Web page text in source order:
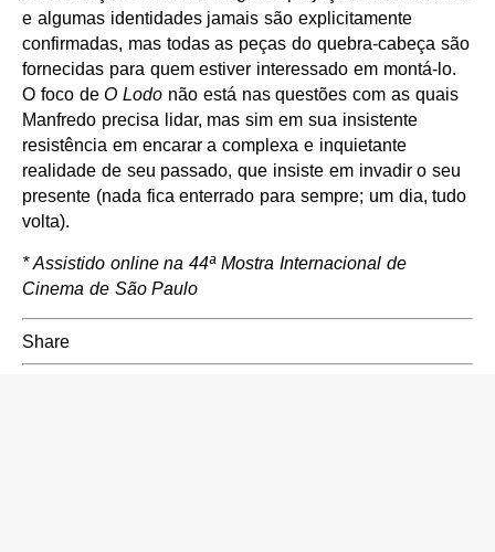
e algumas identidades jamais são explicitamente
confirmadas, mas todas as peças do quebra-cabeça são
fornecidas para quem estiver interessado em montá-lo.
O foco deO Lodo não está nas questões com as quais
Manfredo precisa lidar, mas sim em sua insistente
resistência em encarar a complexa e inquietante
realidade de seu passado, que insiste em invadir o seu
presente (nada fica enterrado para sempre; um dia, tudo
volta).
* Assistido online na 44ª Mostra Internacional de
Cinema de São Paulo
Share